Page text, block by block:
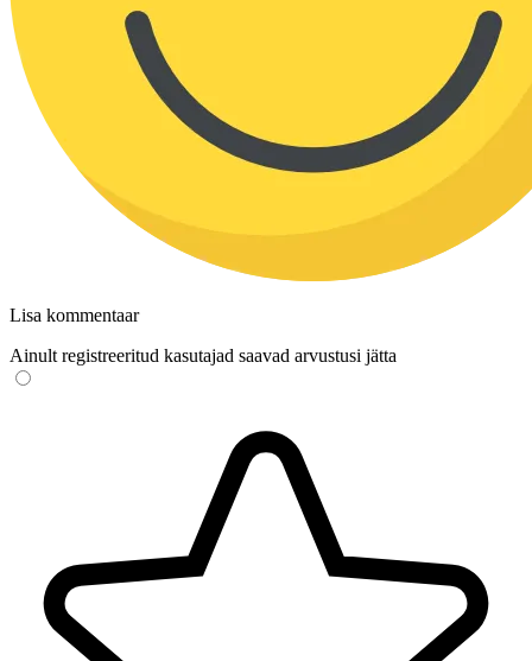
Lisa kommentaar
Ainult registreeritud kasutajad saavad arvustusi jätta